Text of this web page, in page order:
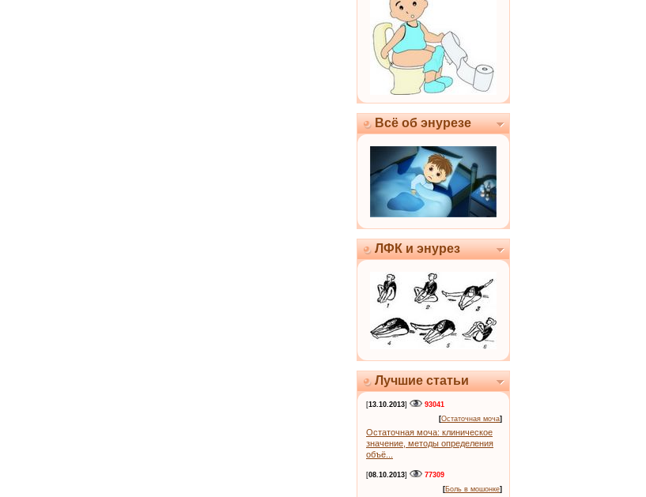
Всё об энурезе
ЛФК и энурез
Лучшие статьи
[13.10.2013]
93041
[Остаточная моча]
Остаточная моча: клиническое
значение, методы определения
объё...
[08.10.2013]
77309
[Боль в мошонке]